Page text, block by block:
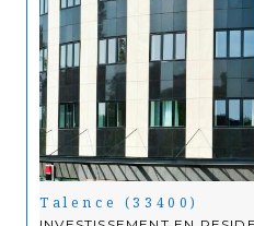
Talence (33400)